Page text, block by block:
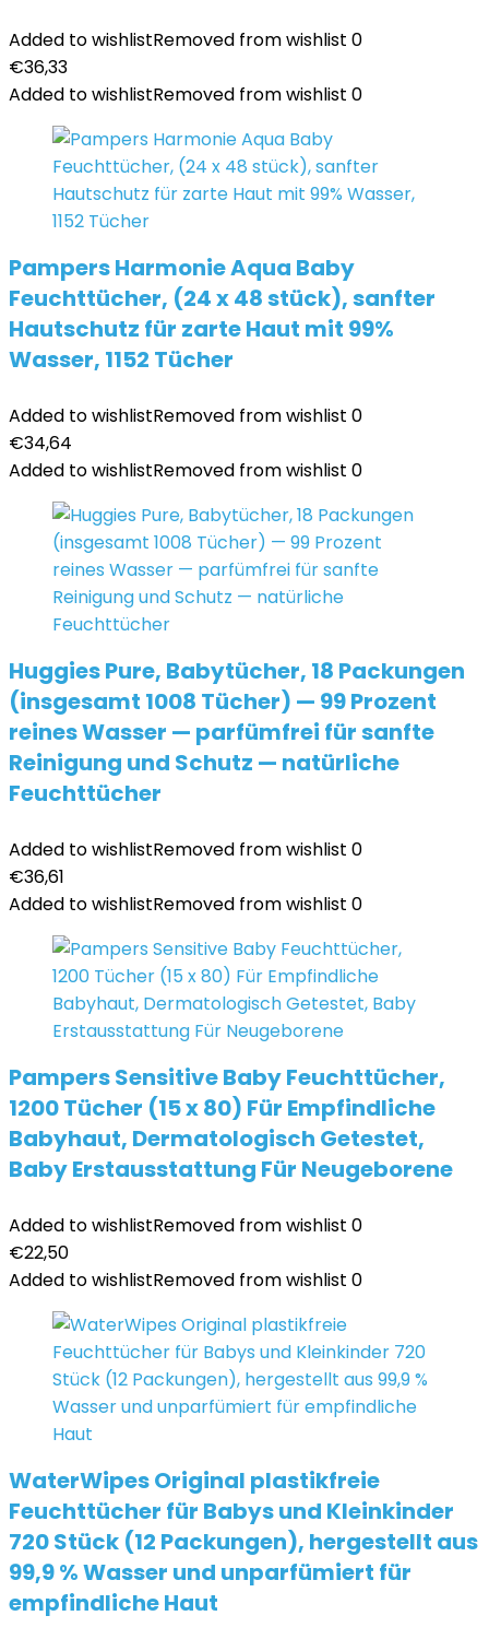
Added to wishlistRemoved from wishlist 0
€36,33
Added to wishlistRemoved from wishlist 0
Pampers Harmonie Aqua Baby
Feuchttücher, (24 x 48 stück), sanfter
Hautschutz für zarte Haut mit 99%
Wasser, 1152 Tücher
Added to wishlistRemoved from wishlist 0
€34,64
Added to wishlistRemoved from wishlist 0
Huggies Pure, Babytücher, 18 Packungen
(insgesamt 1008 Tücher) — 99 Prozent
reines Wasser — parfümfrei für sanfte
Reinigung und Schutz — natürliche
Feuchttücher
Added to wishlistRemoved from wishlist 0
€36,61
Added to wishlistRemoved from wishlist 0
Pampers Sensitive Baby Feuchttücher,
1200 Tücher (15 x 80) Für Empfindliche
Babyhaut, Dermatologisch Getestet,
Baby Erstausstattung Für Neugeborene
Added to wishlistRemoved from wishlist 0
€22,50
Added to wishlistRemoved from wishlist 0
WaterWipes Original plastikfreie
Feuchttücher für Babys und Kleinkinder
720 Stück (12 Packungen), hergestellt aus
99,9 % Wasser und unparfümiert für
empfindliche Haut